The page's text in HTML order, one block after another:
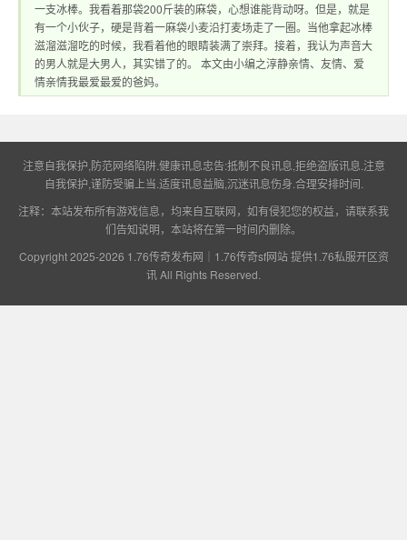
1.76传奇sf网站 提
供1.76私服开区资
一支冰棒。我看着那袋200斤装的麻袋，心想谁能背动呀。但是，就是
有一个小伙子，硬是背着一麻袋小麦沿打麦场走了一圈。当他拿起冰棒
滋溜滋溜吃的时候，我看着他的眼睛装满了崇拜。接着，我认为声音大
的男人就是大男人，其实错了的。 本文由小编之淳静亲情、友情、爱
情亲情我最爱最爱的爸妈。
注意自我保护,防范网络陷阱.健康讯息忠告:抵制不良讯息,拒绝盗版讯息.注意
自我保护,谨防受骗上当.适度讯息益脑,沉迷讯息伤身.合理安排时间.
注释：本站发布所有游戏信息，均来自互联网，如有侵犯您的权益，请联系我
们告知说明，本站将在第一时间内删除。
Copyright 2025-2026 1.76传奇发布网｜1.76传奇sf网站 提供1.76私服开区资
讯All Rights Reserved.